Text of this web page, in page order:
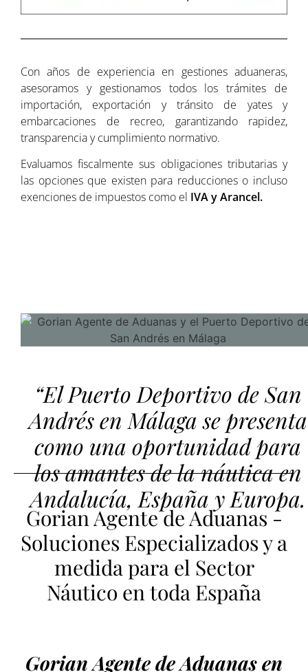
Con años de experiencia en gestiones aduaneras,
asesoramos y gestionamos todos los trámites de
importación, exportación y tránsito de yates y
embarcaciones de recreo, garantizando rapidez,
transparencia y cumplimiento normativo.
Evaluamos fiscalmente sus obligaciones tributarias y
las opciones que existen para reducciones o incluso
exenciones de impuestos como el IVA y Arancel.
“El Puerto Deportivo de San
Andrés en Málaga se presenta
como una oportunidad para
los amantes de la náutica en
Andalucía, España y Europa.
Gorian Agente de Aduanas -
Soluciones Especializados y a
medida para el Sector
Náutico en toda España
Gorian Agente de Aduanas en